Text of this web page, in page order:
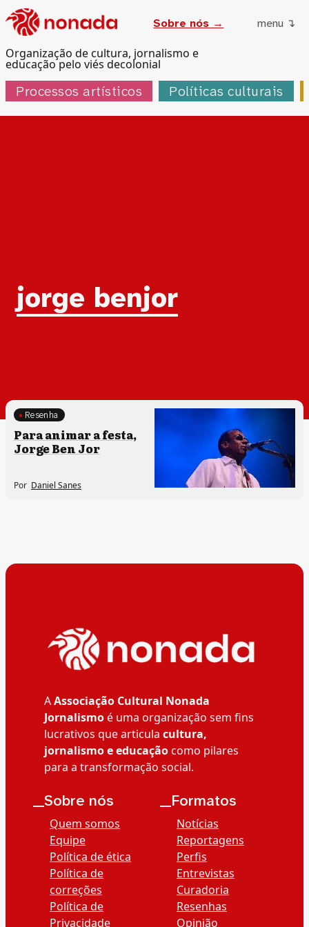
Organização de cultura, jornalismo e
educação pelo viés decolonial
Sobre nós → menu ↴
Processos artísticos Políticas culturais
Tag:
jorge benjor
Processos artísticos
Resenha
Para animar a festa,
Jorge Ben Jor
Por Daniel Sanes
AAssociação Cultural Nonada
Jornalismoé uma organização sem fins
lucrativos que articula cultura,
jornalismo e educaçãocomo pilares
para a transformação social.
__Sobre nós
Quem somos
Equipe
Política de ética
Política de
correções
Política de
Privacidade
__Formatos
Notícias
Reportagens
Perfis
Entrevistas
Curadoria
Resenhas
Opinião